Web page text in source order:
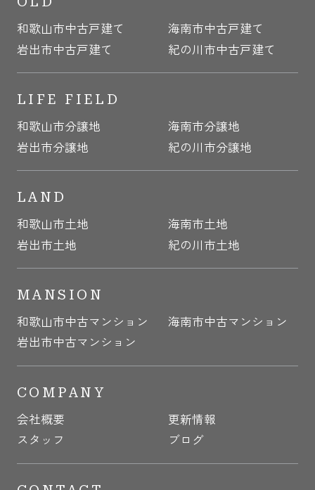
和歌山市中古戸建て
海南市中古戸建て
岩出市中古戸建て
紀の川市中古戸建て
LIFE FIELD
和歌山市分譲地
海南市分譲地
岩出市分譲地
紀の川市分譲地
LAND
和歌山市土地
海南市土地
岩出市土地
紀の川市土地
MANSION
和歌山市中古マンション
海南市中古マンション
岩出市中古マンション
COMPANY
会社概要
更新情報
スタッフ
ブログ